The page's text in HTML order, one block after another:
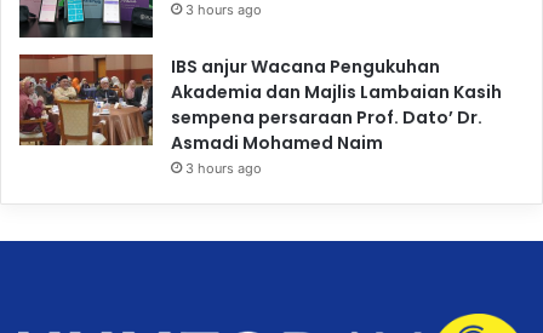
3 hours ago
IBS anjur Wacana Pengukuhan
Akademia dan Majlis Lambaian Kasih
sempena persaraan Prof. Dato’ Dr.
Asmadi Mohamed Naim
3 hours ago